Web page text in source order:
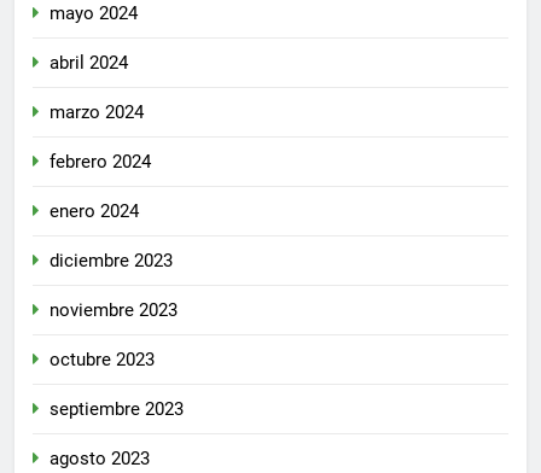
mayo 2024
abril 2024
marzo 2024
febrero 2024
enero 2024
diciembre 2023
noviembre 2023
octubre 2023
septiembre 2023
agosto 2023